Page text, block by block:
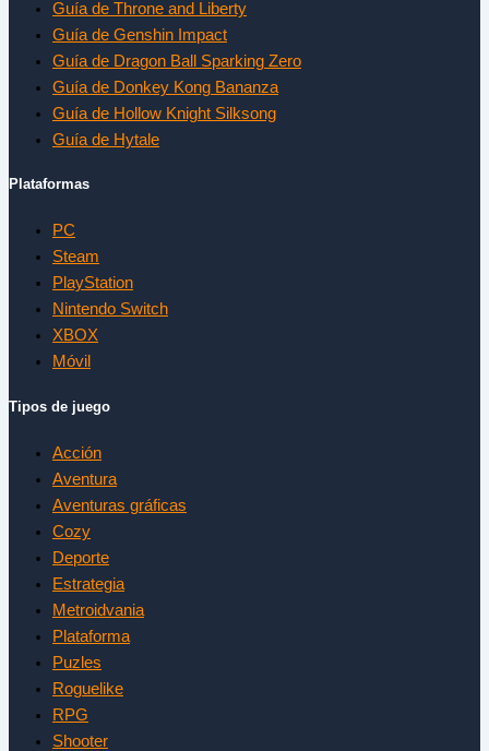
Guía de Throne and Liberty
Guía de Genshin Impact
Guía de Dragon Ball Sparking Zero
Guía de Donkey Kong Bananza
Guía de Hollow Knight Silksong
Guía de Hytale
Plataformas
PC
Steam
PlayStation
Nintendo Switch
XBOX
Móvil
Tipos de juego
Acción
Aventura
Aventuras gráficas
Cozy
Deporte
Estrategia
Metroidvania
Plataforma
Puzles
Roguelike
RPG
Shooter